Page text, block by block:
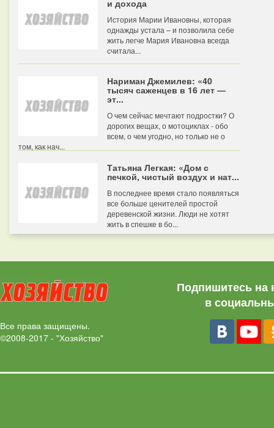
и дохода
История Марии Ивановны, которая
однажды устала – и позволила себе
жить легче Мария Ивановна всегда
считала...
Нариман Джемилев: «40
тысяч саженцев в 16 лет —
эт...
О чем сейчас мечтают подростки? О
дорогих вещах, о мотоциклах - обо
всем, о чем угодно, но только не о
том, как нач...
Татьяна Легкая: «Дом с
печкой, чистый воздух и нат...
В последнее время стало появляться
все больше ценителей простой
деревенской жизни. Люди не хотят
жить в спешке в бо...
Все права защищены.
©2008-2017 - "Хозяйство"
Подпишитесь на
в